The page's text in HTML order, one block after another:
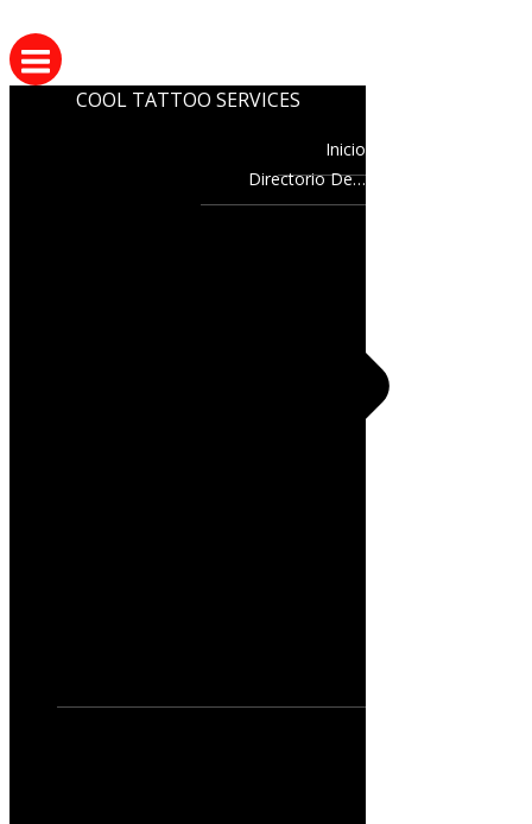
COOL TATTOO SERVICES
Inicio
Directorio De…